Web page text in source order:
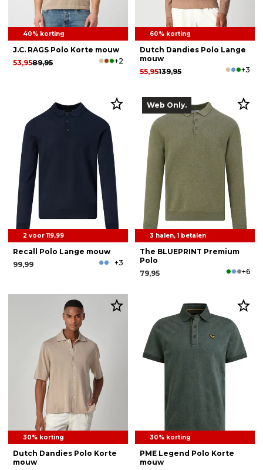
40% korting
J.C. RAGS Polo Korte mouw
89,95
53,95 +2
60% korting
Dutch Dandies Polo Lange
mouw
139,95
55,95 +3
2 voor 119,99
Recall Polo Lange mouw
99,99
+3
Web Only.
3 halen, 1 betalen
The BLUEPRINT Premium
Polo
79,95
+6
30% korting
Dutch Dandies Polo Korte
mouw
30% korting
PME Legend Polo Korte
mouw